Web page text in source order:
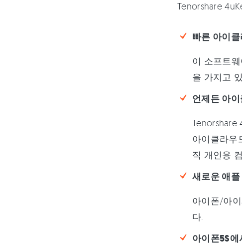
Tenorshare
빠른 아이
이 소프트
을 가지고
언제든 아
Tenorshare
아이클라우
직 개인용
새로운 애
아이폰/아
다.
아이폰5S